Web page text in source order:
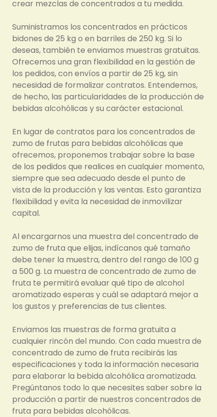
crear mezclas de concentrados a tu medida.
Suministramos los concentrados en prácticos
bidones de 25 kg o en barriles de 250 kg. Si lo
deseas, también te enviamos muestras gratuitas.
Ofrecemos una gran flexibilidad en la gestión de
los pedidos, con envíos a partir de 25 kg, sin
necesidad de formalizar contratos. Entendemos,
de hecho, las particularidades de la producción de
bebidas alcohólicas y su carácter estacional.
En lugar de contratos para los concentrados de
zumo de frutas para bebidas alcohólicas que
ofrecemos, proponemos trabajar sobre la base
de los pedidos que realices en cualquier momento,
siempre que sea adecuado desde el punto de
vista de la producción y las ventas. Esto garantiza
flexibilidad y evita la necesidad de inmovilizar
capital.
Al encargarnos una muestra del concentrado de
zumo de fruta que elijas, indícanos qué tamaño
debe tener la muestra, dentro del rango de 100 g
a 500 g. La muestra de concentrado de zumo de
fruta te permitirá evaluar qué tipo de alcohol
aromatizado esperas y cuál se adaptará mejor a
los gustos y preferencias de tus clientes.
Enviamos las muestras de forma gratuita a
cualquier rincón del mundo. Con cada muestra de
concentrado de zumo de fruta recibirás las
especificaciones y toda la información necesaria
para elaborar la bebida alcohólica aromatizada.
Pregúntanos todo lo que necesites saber sobre la
producción a partir de nuestros concentrados de
fruta para bebidas alcohólicas.